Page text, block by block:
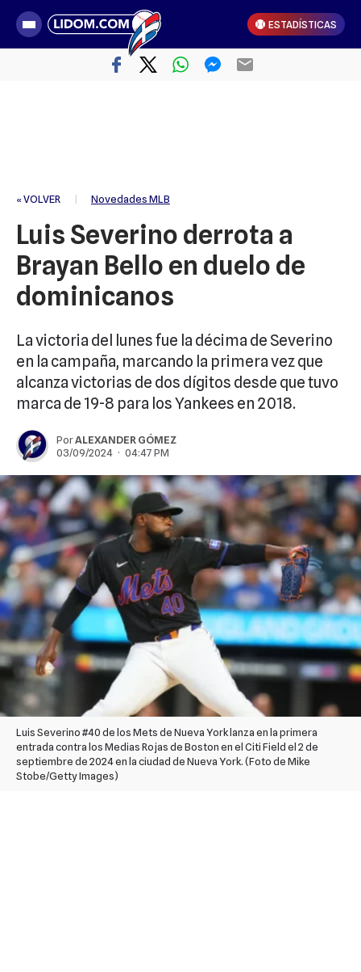
ESTADÍSTICAS
« VOLVER | Novedades MLB
Luis Severino derrota a
Brayan Bello en duelo de
dominicanos
La victoria del lunes fue la décima de Severino
en la campaña, marcando la primera vez que
alcanza victorias de dos dígitos desde que tuvo
marca de 19-8 para los Yankees en 2018.
PorALEXANDER GÓMEZ
03/09/2024 · 04:47 PM
Luis Severino #40 de los Mets de Nueva York lanza en la primera
entrada contra los Medias Rojas de Boston en el Citi Field el 2 de
septiembre de 2024 en la ciudad de Nueva York. (Foto de Mike
Stobe/Getty Images)